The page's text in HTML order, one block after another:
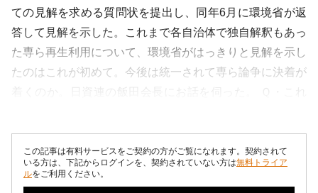
ての見解を求める質問状を提出し、同年6月に環境省が返
答して見解を示した。これまで各自治体で独自解釈もあっ
た専ら再生利用について、環境省がはっきりと見解を示し
たのはこれが初めて。今後は統一されて専ら論争に決着が
この記事は有料サービスをご契約の方がご覧になれます。契約されて
いる方は、下記からログインを、契約されていない方は無料トライア
ルをご利用ください。